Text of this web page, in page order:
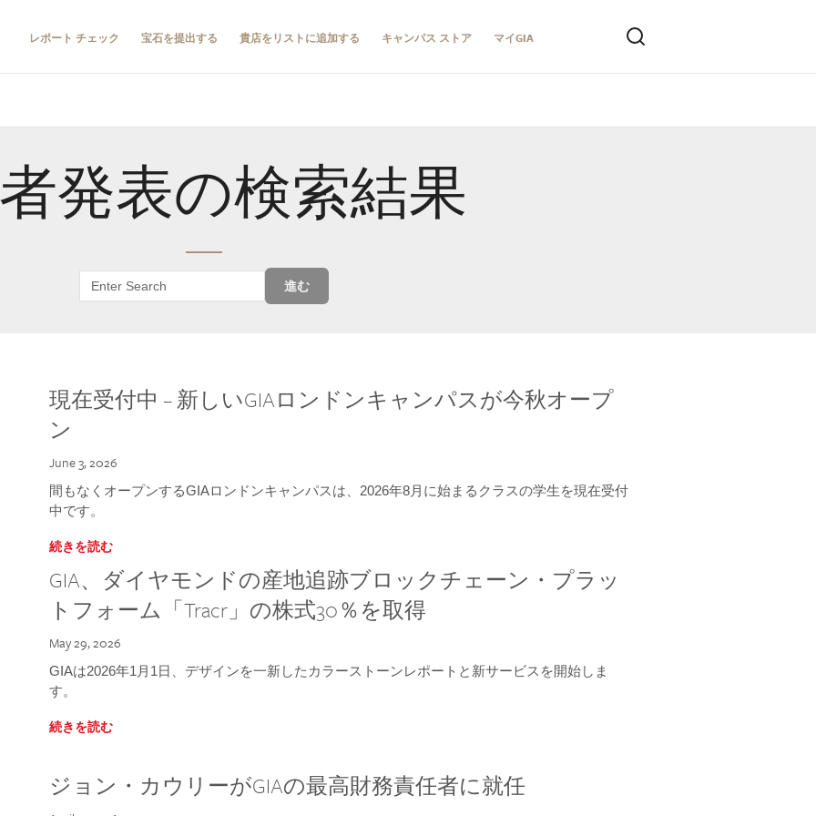
レポート チェック 宝石を提出する 貴店をリストに追加する キャンパス ストア マイGIA
発表の検索結果
進む
現在受付中 – 新しいGIAロンドンキャンパスが今秋オープ
ン
June 3, 2026
間もなくオープンするGIAロンドンキャンパスは、2026年8月に始まるクラスの学生を現在受付
中です。
続きを読む
GIA、ダイヤモンドの産地追跡ブロックチェーン・プラッ
トフォーム「Tracr」の株式30％を取得
May 29, 2026
GIAは2026年1月1日、デザインを一新したカラーストーンレポートと新サービスを開始しま
す。
続きを読む
ジョン・カウリーがGIAの最高財務責任者に就任